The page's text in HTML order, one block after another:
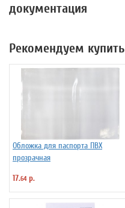
документация
Рекомендуем купить
Обложка для паспорта ПВХ
прозрачная
17.64р.